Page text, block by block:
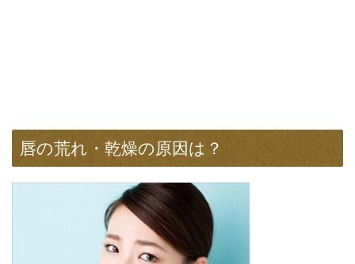
唇の荒れ・乾燥の原因は？